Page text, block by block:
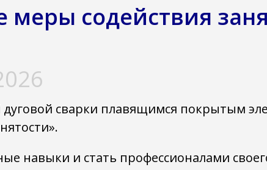
содействия
сварки плавящимся покрытым
навыки и стать профессионалами